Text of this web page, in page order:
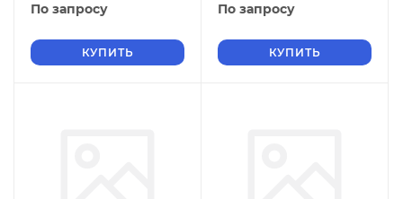
По запросу
КУПИТЬ
По запросу
КУПИТЬ